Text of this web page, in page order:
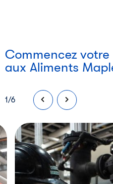
Commencez
aux Aliments
1/6